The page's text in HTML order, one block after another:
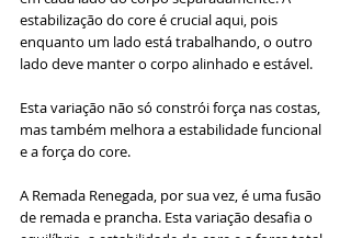
estabilização do core é crucial aqui, pois
enquanto um lado está trabalhando, o outro
lado deve manter o corpo alinhado e estável.
Esta variação não só constrói força nas costas,
mas também melhora a estabilidade funcional
e a força do core.
A Remada Renegada, por sua vez, é uma fusão
de remada e prancha. Esta variação desafia o